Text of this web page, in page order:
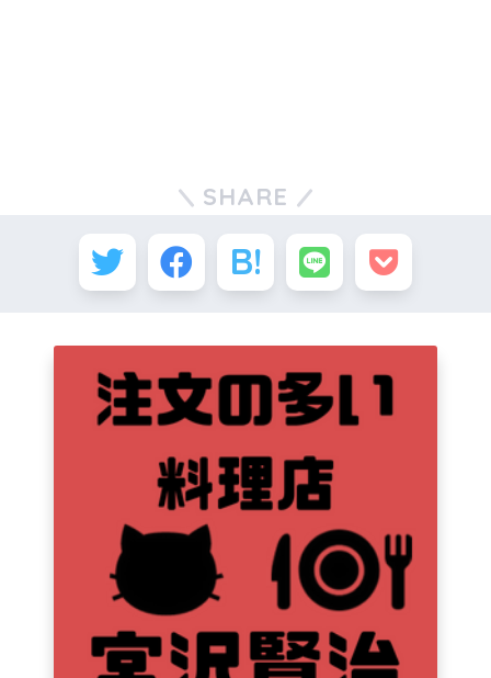
SHARE